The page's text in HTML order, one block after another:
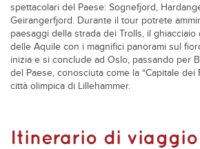
spettacolari del Paese: Sognefjord,
Geirangerfjord. Durante il tour potrete
paesaggi della strada dei Trolls, il
delle Aquile con i magnifici panorami sul
inizia e si conclude ad Oslo, passando per
del Paese, conosciuta come la “Capitale dei
città olimpica di Lillehammer.
Itinerario di viaggio